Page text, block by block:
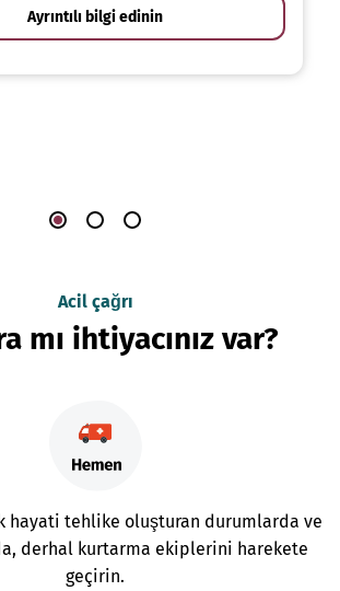
Ayrıntılı bilgi edinin
Acil çağrı
mı ihtiyacınız var?
hayati tehlike oluşturan durumlarda ve
derhal kurtarma ekiplerini harekete
geçirin.